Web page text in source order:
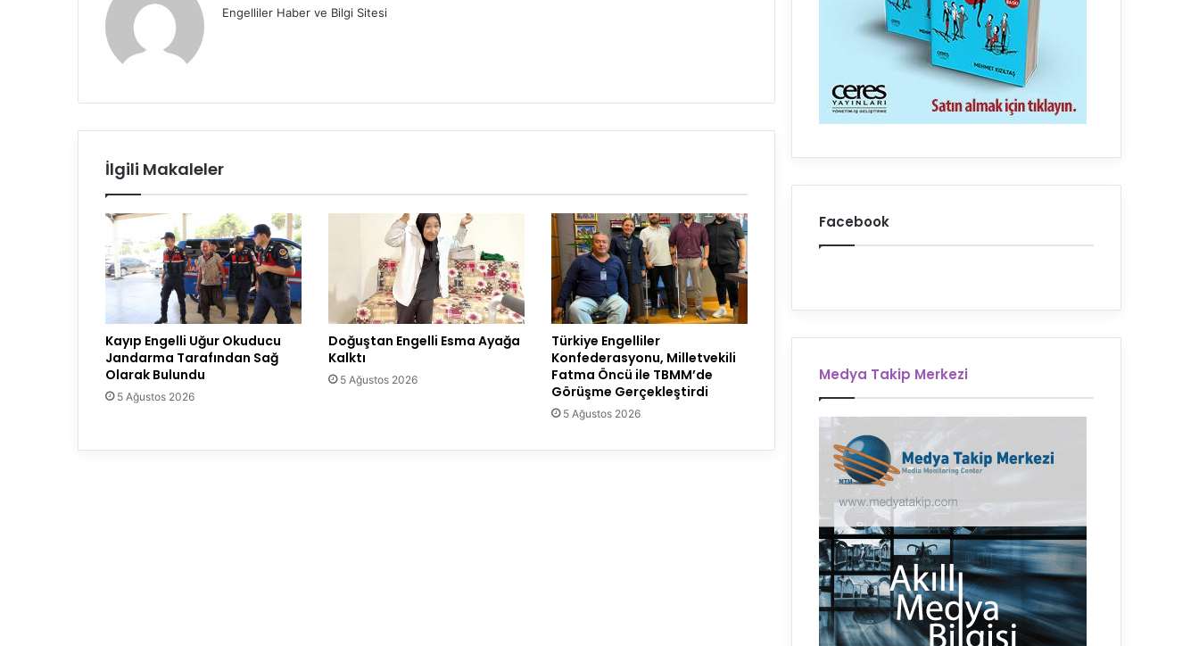
Engelliler Haber ve Bilgi Sitesi
İlgili Makaleler
Kayıp Engelli Uğur Okuducu
Jandarma Tarafından Sağ
Olarak Bulundu
5 Ağustos 2026
Doğuştan Engelli Esma Ayağa
Kalktı
5 Ağustos 2026
Türkiye Engelliler
Konfederasyonu, Milletvekili
Fatma Öncü ile TBMM’de
Görüşme Gerçekleştirdi
5 Ağustos 2026
Facebook
Medya Takip Merkezi